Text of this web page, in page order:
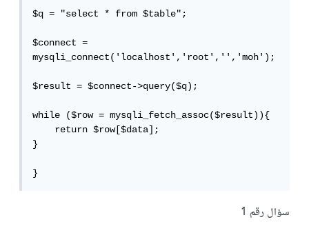
$q = "select * from $table";
$connect =
mysqli_connect('localhost','root','','moh');
$result = $connect->query($q);
while ($row = mysqli_fetch_assoc($result)){
    return $row[$data];
}
}
سؤال رقم 1